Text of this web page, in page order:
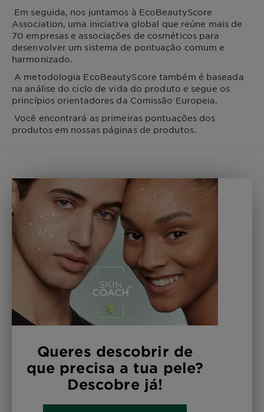
Em seguida, nos juntamos à EcoBeautyScore
Association, uma iniciativa global que reúne mais de
70 empresas e associações de cosméticos para
desenvolver um sistema de pontuação comum e
harmonizado.
A metodologia EcoBeautyScore também é baseada
na análise do ciclo de vida do produto e segue os
princípios orientadores da Comissão Europeia.
Você encontrará as primeiras pontuações dos
produtos em nossas páginas de produtos.
Queres descobrir de
que precisa a tua pele?
Descobre já!